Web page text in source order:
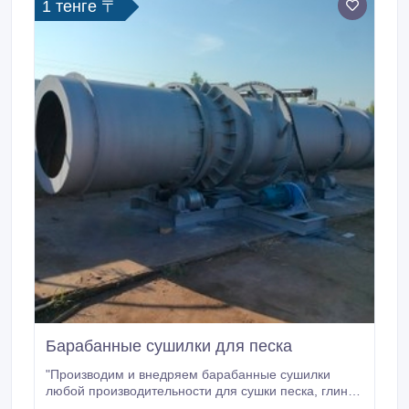
проектированием котла: давление, температура,
производительность.
1 тенге 〒
Барабанные сушилки для песка
"Производим и внедряем барабанные сушилки
любой производительности для сушки песка, глины,